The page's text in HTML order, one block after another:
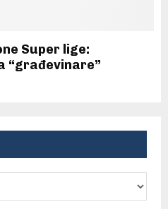
Super lige:
“građevinare”